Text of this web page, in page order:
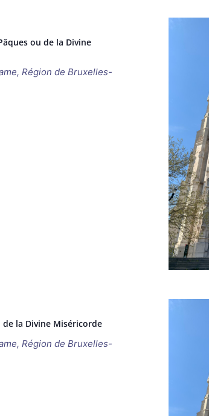
ou de la Divine
Région de Bruxelles-
de la Divine Miséricorde
Région de Bruxelles-